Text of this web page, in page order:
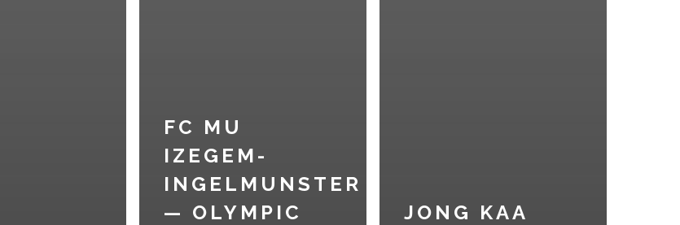
FC MU
IZEGEM-
INGELMUNSTER
— OLYMPIC
JONG KAA